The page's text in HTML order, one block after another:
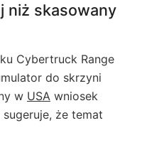
niż skasowany
Cybertruck Range
do skrzyni
w USA wniosek
sugeruje, że temat